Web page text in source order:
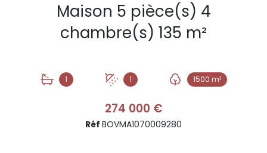
Maison 5 pièce(s) 4
chambre(s) 135 m²
1 1 1500 m²
274 000 €
Réf BOVMA1070009280